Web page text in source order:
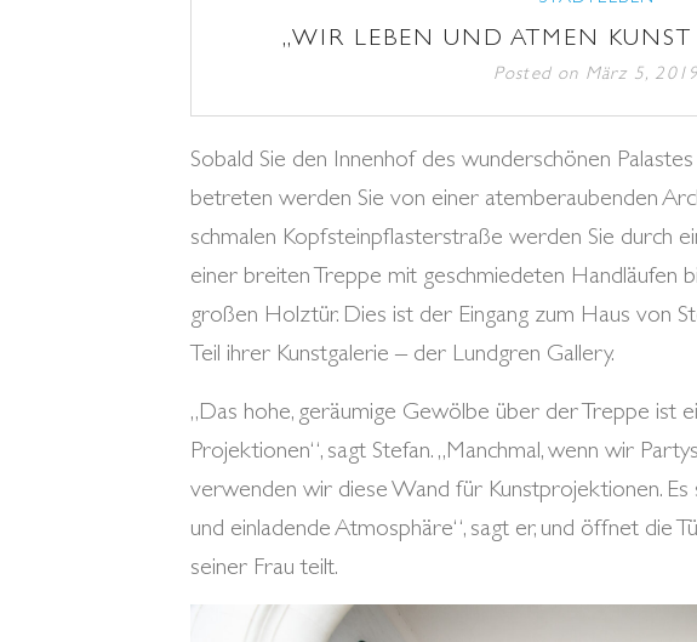
„WIR LEBEN UND ATMEN
Posted on März 5,
Sobald Sie den Innenhof des wunderschönen
betreten werden Sie von einer atemberaubenden
schmalen Kopfsteinpflasterstraße werden Sie durch
einer breiten Treppe mit geschmiedeten Handläufen
großen Holztür. Dies ist der Eingang zum Haus von
Teil ihrer Kunstgalerie – der Lundgren Gallery.
„Das hohe, geräumige Gewölbe über der Treppe ist
Projektionen“, sagt Stefan. „Manchmal, wenn wir
verwenden wir diese Wand für Kunstprojektionen.
und einladende Atmosphäre“, sagt er, und öffnet die
seiner Frau teilt.